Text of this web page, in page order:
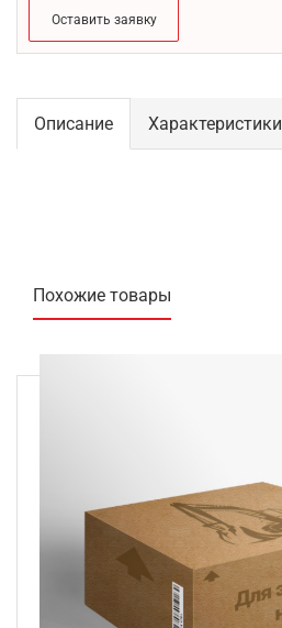
Оставить заявку
Описание Характеристики
Похожие товары